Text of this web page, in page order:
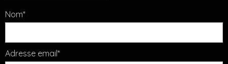
Nom*
Adresse email*